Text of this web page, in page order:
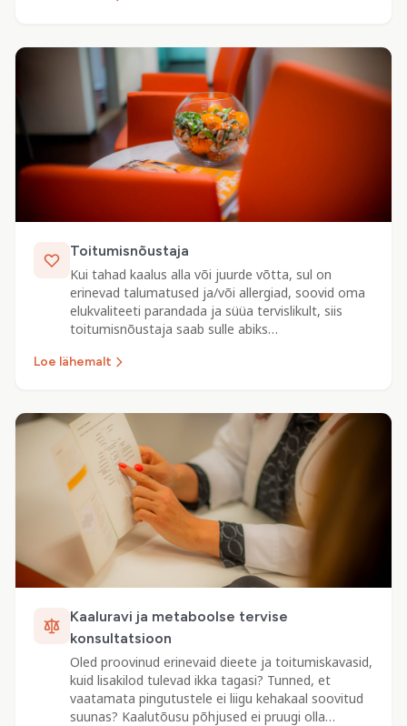
Toitumisnõustaja
Kui tahad kaalus alla või juurde võtta, sul on
erinevad talumatused ja/või allergiad, soovid oma
elukvaliteeti parandada ja süüa tervislikult, siis
toitumisnõustaja saab sulle abiks…
Loe lähemalt
Kaaluravi ja metaboolse tervise
konsultatsioon
Oled proovinud erinevaid dieete ja toitumiskavasid,
kuid lisakilod tulevad ikka tagasi? Tunned, et
vaatamata pingutustele ei liigu kehakaal soovitud
suunas? Kaalutõusu põhjused ei pruugi olla…